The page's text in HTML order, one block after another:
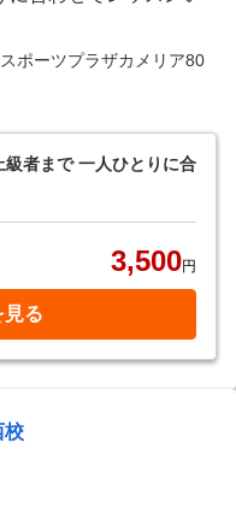
ポーツプラザカメリア80
級者まで 一人ひとりに合
3,500円
見る
校